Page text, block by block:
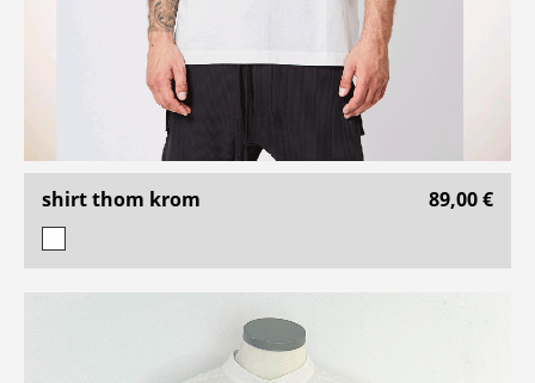
shirt thom krom 89,00 €